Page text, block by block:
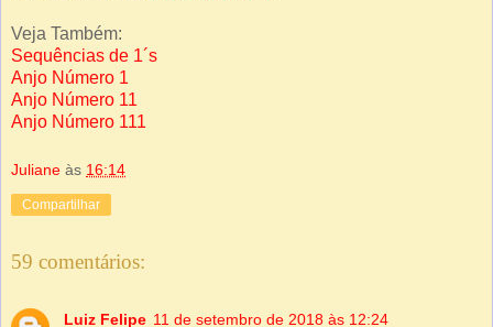
Veja Também:
Sequências de 1´s
Anjo Número 1
Anjo Número 11
Anjo Número 111
Juliane às 16:14
Compartilhar
59 comentários:
Luiz Felipe 11 de setembro de 2018 às 12:24